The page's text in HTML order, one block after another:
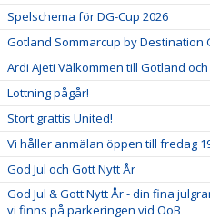
Spelschema för DG-Cup 2026
Gotland Sommarcup by Destination
Ardi Ajeti Välkommen till Gotland och
Lottning pågår!
Stort grattis United!
Vi håller anmälan öppen till fredag
God Jul och Gott Nytt År
God Jul & Gott Nytt År - din fina
vi finns på parkeringen vid ÖoB